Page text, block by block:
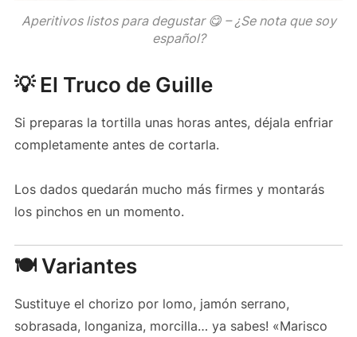
Aperitivos listos para degustar 😋 – ¿Se nota que soy
español?
💡 El Truco de Guille
Si preparas la tortilla unas horas antes, déjala enfriar
completamente antes de cortarla.
Los dados quedarán mucho más firmes y montarás
los pinchos en un momento.
🍽️ Variantes
Sustituye el chorizo por lomo, jamón serrano,
sobrasada, longaniza, morcilla… ya sabes! «Marisco